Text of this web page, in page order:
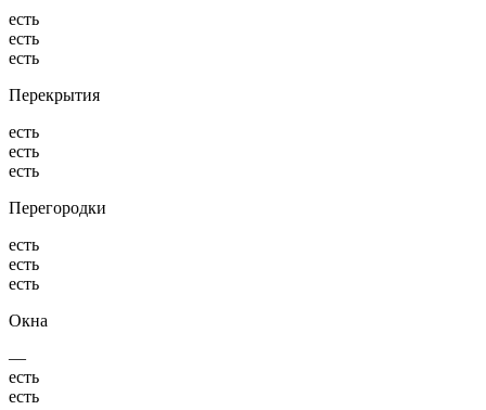
есть
есть
есть
Перекрытия
есть
есть
есть
Перегородки
есть
есть
есть
Окна
—
есть
есть